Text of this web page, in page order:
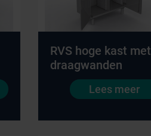
RVS hoge kast met
draagwanden
Lees meer